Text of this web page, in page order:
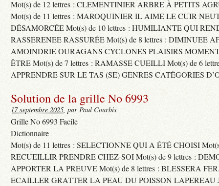
Mot(s) de 12 lettres : CLEMENTINIER ARBRE À PETITS
Mot(s) de 11 lettres : MAROQUINIER IL AIME LE CUIR
DÉSAMORCÉE Mot(s) de 10 lettres : HUMILIANTE QUI
RASSERENEE RASSURÉE Mot(s) de 8 lettres : DIMINUEE
AMOINDRIE OURAGANS CYCLONES PLAISIRS
ÊTRE Mot(s) de 7 lettres : RAMASSE CUEILLI Mot(s) de 6
APPRENDRE SUR LE TAS (SE) GENRES CATÉGORIES
Solution de la grille No 6993
17 septembre 2025, par Paul Courbis
Grille No 6993 Facile
Dictionnaire
Mot(s) de 11 lettres : SELECTIONNE QUI A ÉTÉ CHOISI
RECUEILLIR PRENDRE CHEZ-SOI Mot(s) de 9 lettres :
APPORTER LA PREUVE Mot(s) de 8 lettres : BLESSERA
ECAILLER GRATTER LA PEAU DU POISSON LAPEREAU